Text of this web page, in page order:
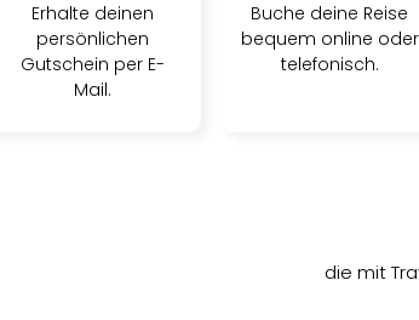
Erhalte deinen
persönlichen
Gutschein per E-
Mail.
Buche deine Reise
bequem online oder
telefonisch.
die mit